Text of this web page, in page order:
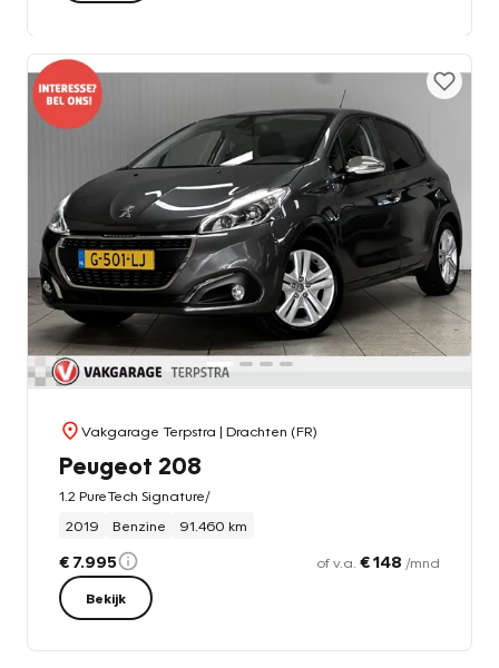
Vakgarage Terpstra | Drachten (FR)
Peugeot 208
1.2 PureTech Signature/
2019
Benzine 91.460 km
€ 7.995 of v.a. € 148 /mnd
Bekijk